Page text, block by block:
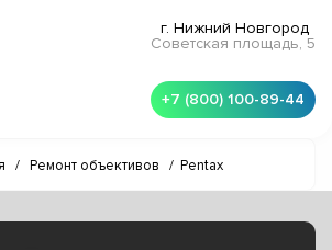
г. Нижний Новгород
Советская площадь, 5
+7 (800) 100-89-44
/ Ремонт объективов / Pentax